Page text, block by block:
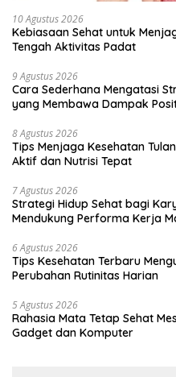
10 Agustus 2026
Kebiasaan Sehat untuk
Tengah Aktivitas Padat
9 Agustus 2026
Cara Sederhana Mengatasi
yang Membawa Dampak
8 Agustus 2026
Tips Menjaga Kesehatan
Aktif dan Nutrisi Tepat
7 Agustus 2026
Strategi Hidup Sehat bagi
Mendukung Performa Kerja
6 Agustus 2026
Tips Kesehatan Terbaru
Perubahan Rutinitas Harian
5 Agustus 2026
Rahasia Mata Tetap Sehat
Gadget dan Komputer